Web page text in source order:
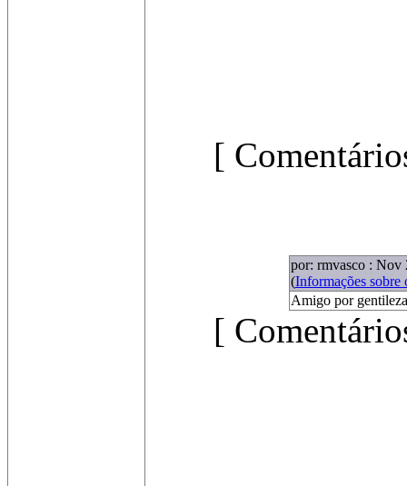
[
por: rmvasco : Nov
(Informações sobre
Amigo por
[